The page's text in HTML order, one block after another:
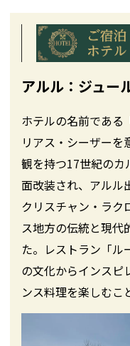
アルル：ジュー
ホテルの名前である
リアス・シーザーを
観を持つ17世紀の
面改装され、アルル
クリスチャン・ラク
ス地方の伝統と現代
た。レストラン「ル
の文化からインスピ
ンス料理を楽しむこ